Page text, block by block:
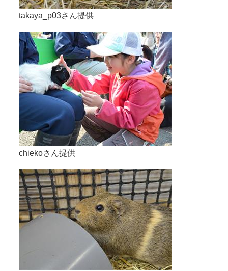
takaya_p03さん提供
chiekoさん提供